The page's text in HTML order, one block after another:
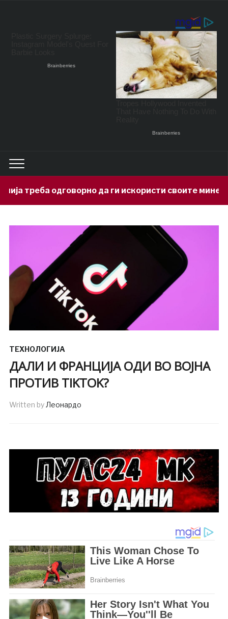
да ги искористи своите минерални богатства
ТЕХНОЛОГИЈА
ДАЛИ И ФРАНЦИЈА ОДИ ВО ВОЈНА
ПРОТИВ TIKTOK?
Written byЛеонардо